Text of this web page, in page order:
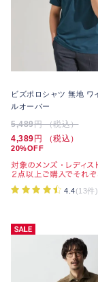
ビズポロシャツ 無地 ワ
ルオーバー
5,489円 （税込）
4,389円 （税込）
20%OFF
4.4(13件)